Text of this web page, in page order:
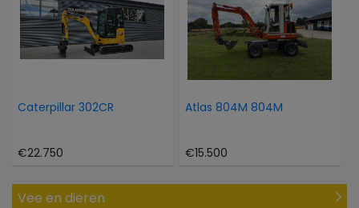
Caterpillar 302CR
€22.750
Atlas 804M 804M
€15.500
Vee en dieren